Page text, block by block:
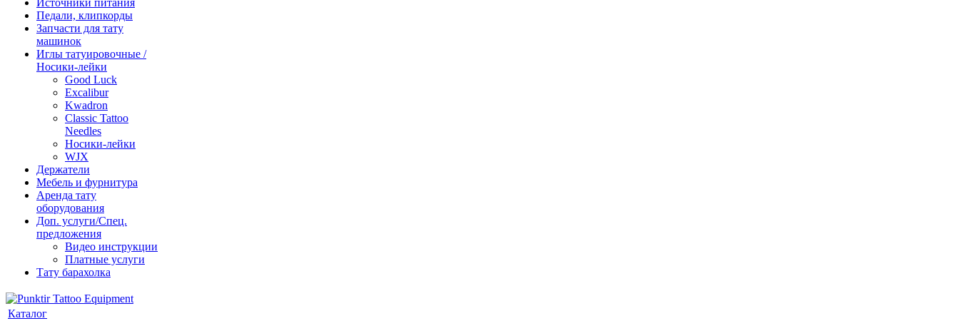
Источники питания
Педали, клипкорды
Запчасти для тату
машинок
Иглы татуировочные /
Носики-лейки
Good Luck
Excalibur
Kwadron
Classic Tattoo
Needles
Носики-лейки
WJX
Держатели
Мебель и фурнитура
Аренда тату
оборудования
Доп. услуги/Спец.
предложения
Видео инструкции
Платные услуги
Тату барахолка
Каталог